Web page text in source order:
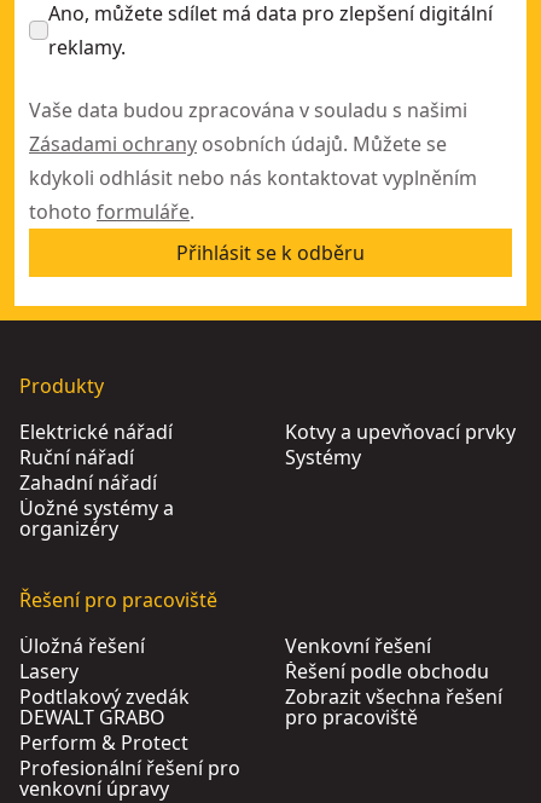
Ano, můžete sdílet má data pro zlepšení digitální
reklamy.
Vaše data budou zpracována v souladu s našimi
Zásadami ochrany osobních údajů. Můžete se
kdykoli odhlásit nebo nás kontaktovat vyplněním
tohoto formuláře.
Přihlásit se k odběru
Produkty
Elektrické nářadí
Ruční nářadí
Zahadní nářadí
Úožné systémy a
organizéry
Kotvy a upevňovací prvky
Systémy
Řešení pro pracoviště
Úložná řešení
Lasery
Podtlakový zvedák
DEWALT GRABO
Perform & Protect
Profesionální řešení pro
venkovní úpravy
Venkovní řešení
Řešení podle obchodu
Zobrazit všechna řešení
pro pracoviště